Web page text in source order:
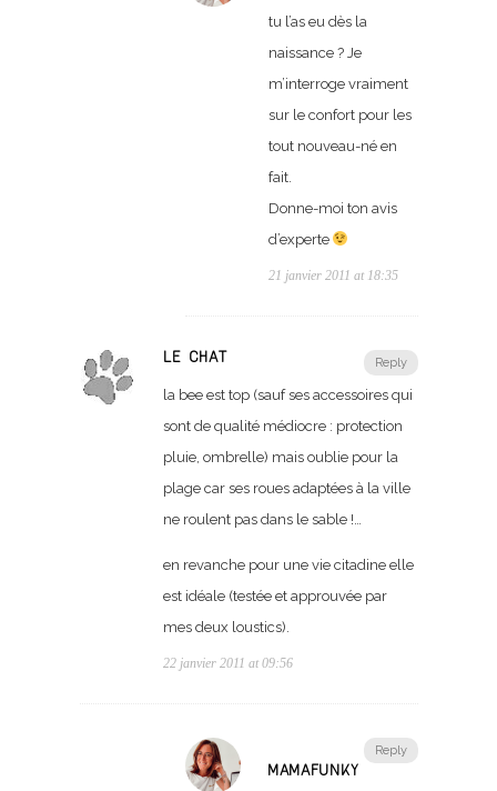
tu l’as eu dès la
naissance ? Je
m’interroge vraiment
sur le confort pour les
tout nouveau-né en
fait.
Donne-moi ton avis
d’experte
21 janvier 2011 at 18:35
Reply
LE CHAT
la bee est top (sauf ses accessoires qui
sont de qualité médiocre : protection
pluie, ombrelle) mais oublie pour la
plage car ses roues adaptées à la ville
ne roulent pas dans le sable !…
en revanche pour une vie citadine elle
est idéale (testée et approuvée par
mes deux loustics).
22 janvier 2011 at 09:56
Reply
MAMAFUNKY